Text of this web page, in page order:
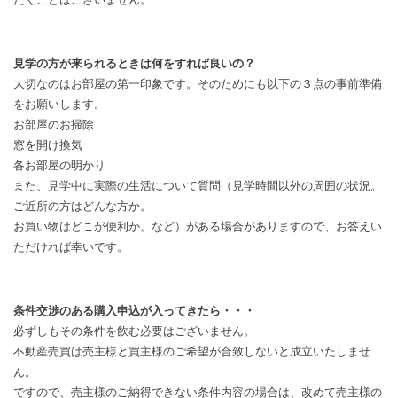
見学の方が来られるときは何をすれば良いの？
大切なのはお部屋の第一印象です。そのためにも以下の３点の事前準備
をお願いします。
お部屋のお掃除
窓を開け換気
各お部屋の明かり
また、見学中に実際の生活について質問（見学時間以外の周囲の状況。
ご近所の方はどんな方か。
お買い物はどこが便利か。など）がある場合がありますので、お答えい
ただければ幸いです。
条件交渉のある購入申込が入ってきたら・・・
必ずしもその条件を飲む必要はございません。
不動産売買は売主様と買主様のご希望が合致しないと成立いたしませ
ん。
ですので、売主様のご納得できない条件内容の場合は、改めて売主様の